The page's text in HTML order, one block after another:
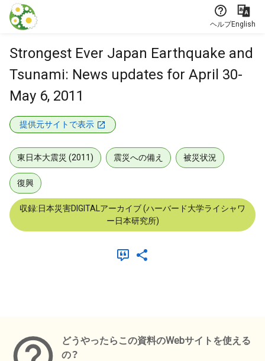
本文に飛ぶ
ヘルプEnglish
Strongest Ever Japan Earthquake and
Tsunami: News updates for April 30-
May 6, 2011
提供元サイトで表示
東日本大震災 (2011) 震災への備え 被災状況
復興
収録:日本災害DIGITALアーカイブ (ハーバード大学ライシャワ
ー日本研究所)
どうやったらこの資料のWebサイトを使える
の？